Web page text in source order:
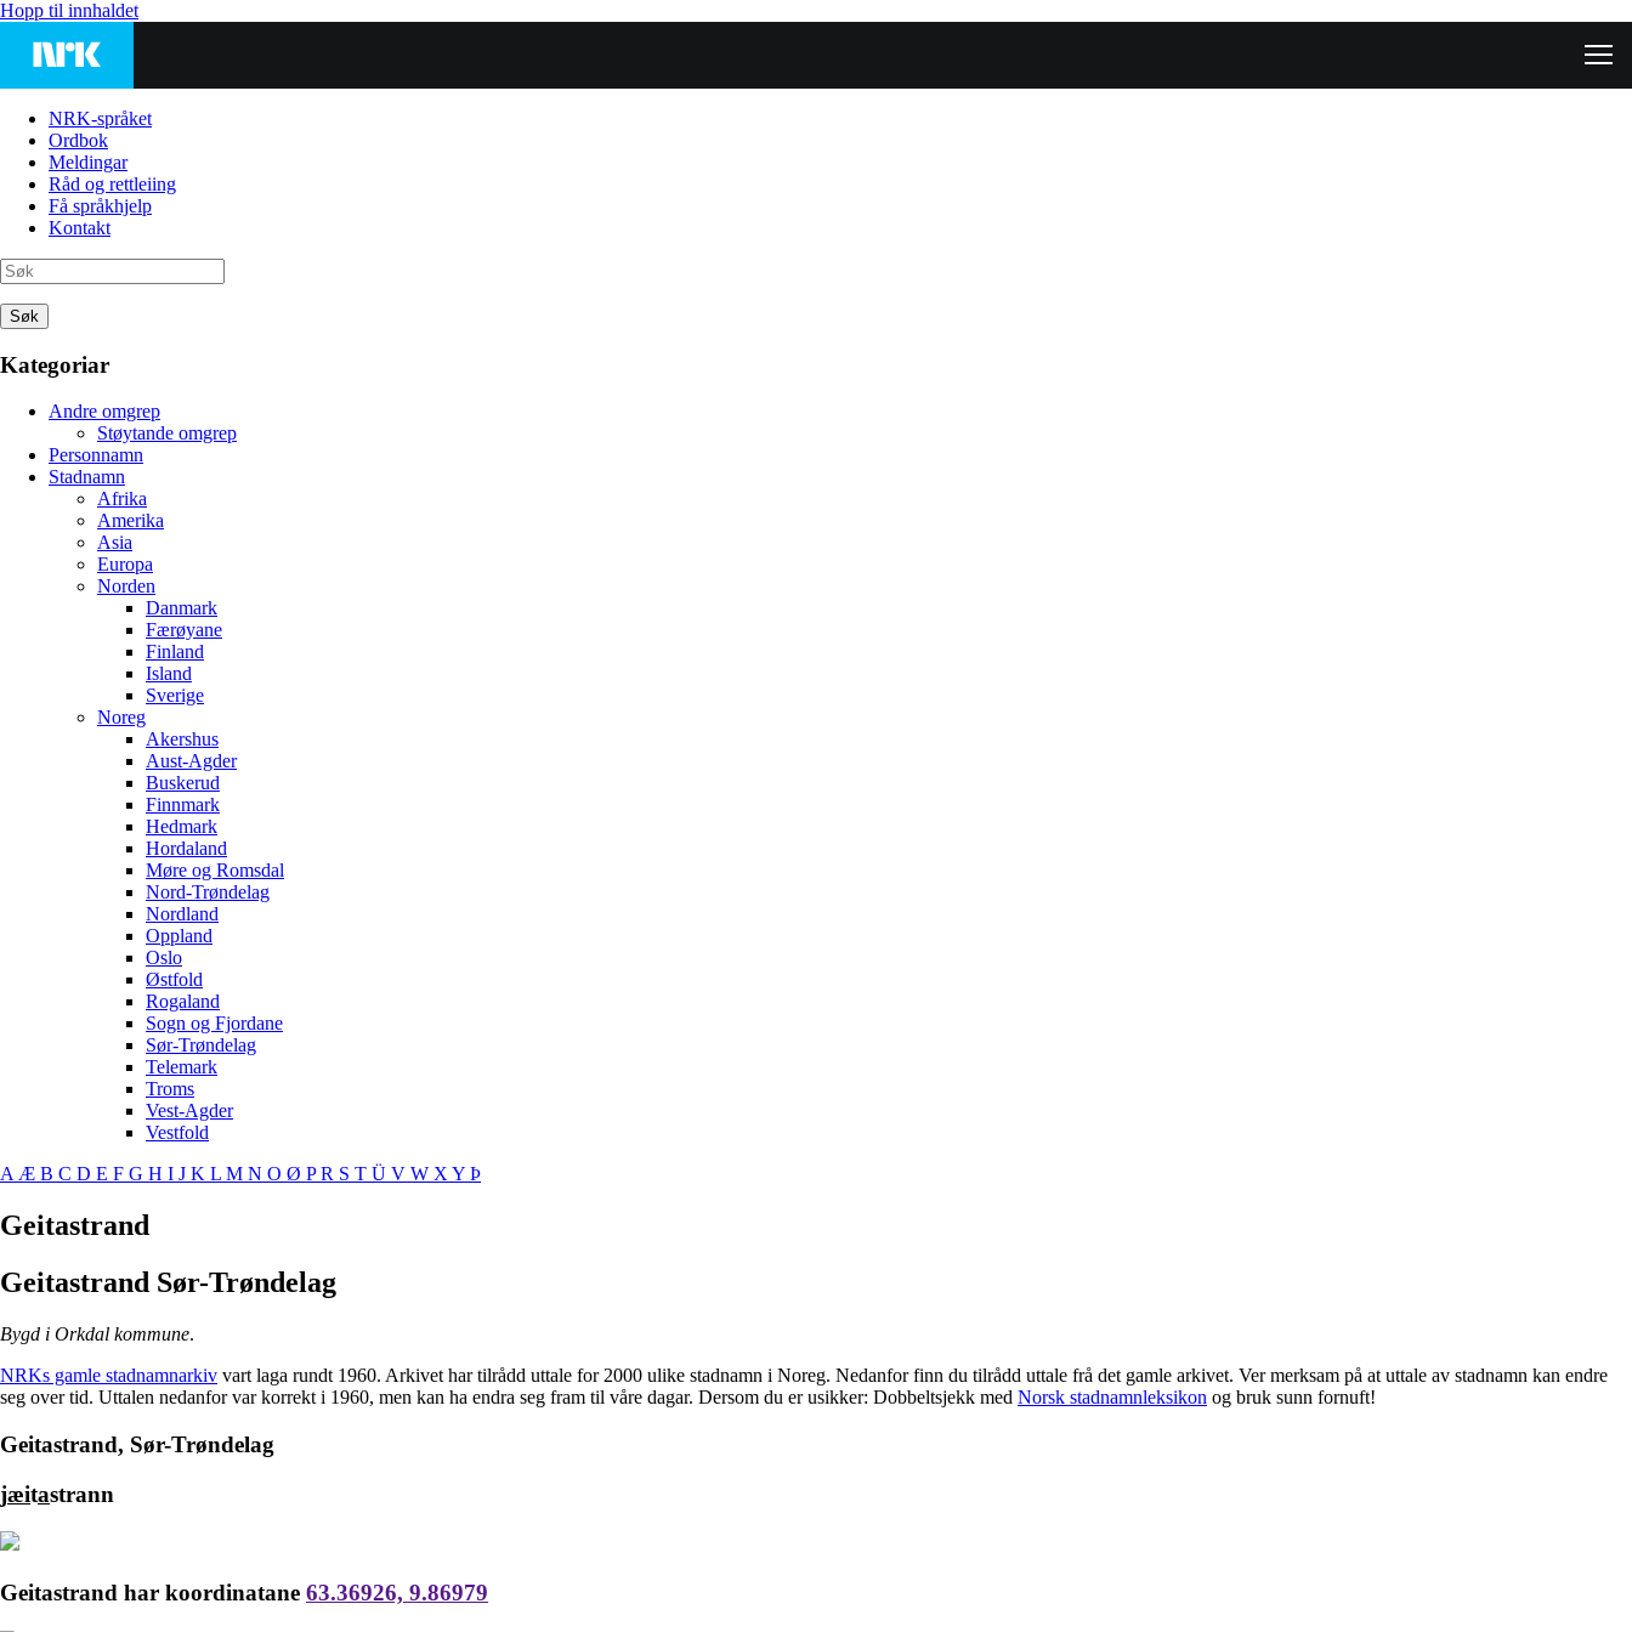
Hopp til innhaldet
NRK-språket
Ordbok
Meldingar
Råd og rettleiing
Få språkhjelp
Kontakt
Søk
Kategoriar
Andre omgrep
Støytande omgrep
Personnamn
Stadnamn
Afrika
Amerika
Asia
Europa
Norden
Danmark
Færøyane
Finland
Island
Sverige
Noreg
Akershus
Aust-Agder
Buskerud
Finnmark
Hedmark
Hordaland
Møre og Romsdal
Nord-Trøndelag
Nordland
Oppland
Oslo
Østfold
Rogaland
Sogn og Fjordane
Sør-Trøndelag
Telemark
Troms
Vest-Agder
Vestfold
AÆ B C D E F G H I J K L M N O Ø PR S T Ü V W XY Þ
Geitastrand
Geitastrand Sør-Trøndelag
Bygd i Orkdal kommune.
NRKs gamle stadnamnarkiv vart laga rundt 1960. Arkivet har tilrådd uttale for 2000 ulike stadnamn i Noreg. Nedanfor finn du tilrådd uttale frå det gamle arkivet. Ver merksam på at uttale av stadnamn kan endre
seg over tid. Uttalen nedanfor var korrekt i 1960, men kan ha endra seg fram til våre dagar. Dersom du er usikker: Dobbeltsjekk med Norsk stadnamnleksikon og bruk sunn fornuft!
Geitastrand, Sør-Trøndelag
jæitastrann
Geitastrand har koordinatane 63.36926, 9.86979